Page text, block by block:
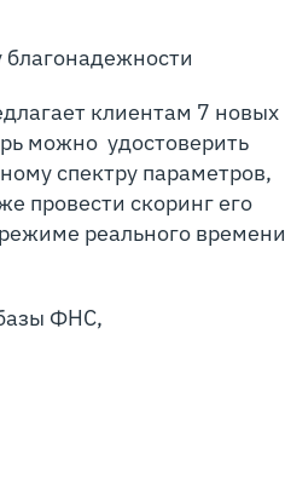
клиентам 7 новых
можно удостоверить
спектру параметров,
провести скоринг его
реального времени
ФНС,